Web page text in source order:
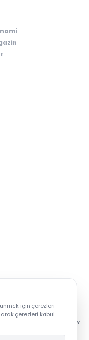
GÜNCEL HABER POSTASI
için çerezleri
çerezleri kabul